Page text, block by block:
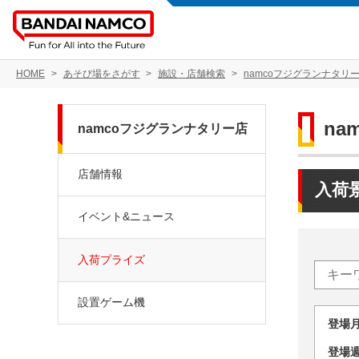
HOME あそび場をさがす 施設・店舗検索 namcoフジグランナタリ
入荷
登
登
namcoフジグランナタリー店
店舗情報
イベント&ニュース
入荷プライズ
設置ゲーム機